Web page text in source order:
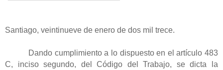
Santiago, veintinueve de enero de dos mil trece.
Dando cumplimiento a lo dispuesto en el artículo 483
C, inciso segundo, del Código del Trabajo, se dicta la